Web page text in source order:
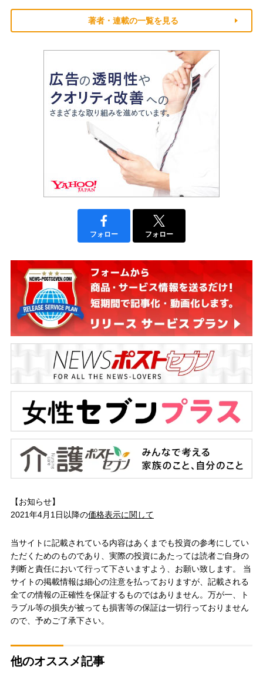
著者・連載の一覧を見る
フォロー フォロー
【お知らせ】
2021年4月1日以降の価格表示に関して
当サイトに記載されている内容はあくまでも投資の参考にしてい
ただくためのものであり、実際の投資にあたっては読者ご自身の
判断と責任において行って下さいますよう、お願い致します。 当
サイトの掲載情報は細心の注意を払っておりますが、記載される
全ての情報の正確性を保証するものではありません。万が一、ト
ラブル等の損失が被っても損害等の保証は一切行っておりません
ので、予めご了承下さい。
他のオススメ記事